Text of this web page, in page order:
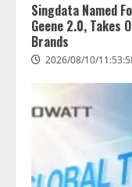
Singdata Named
Geene 2.0,
Brands
2026/08/10/